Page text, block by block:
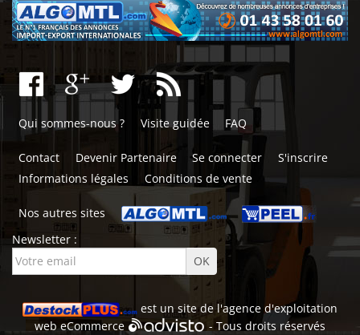
Qui sommes-nous ? Visite guidée FAQ
Contact Devenir Partenaire Se connecter
S'inscrire
Informations légales
Conditions de vente
Nos autres sites
Newsletter :
est un site de l'agence d'exploitation
webeCommerce - Tous droits réservés